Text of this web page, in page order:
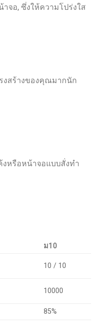
จอ, ซึ่งให้ความโปร่งใส
งสร้างของคุณมากนัก
งหรือหน้าจอแบบสั่งทำ
ม10
10 / 10
10000
85%